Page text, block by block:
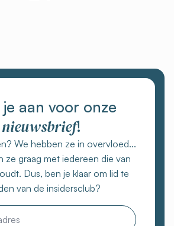
je aan voor onze
nieuwsbrief!
We hebben ze in overvloed...
ze graag met iedereen die van
Dus, ben je klaar om lid te
van de insidersclub?